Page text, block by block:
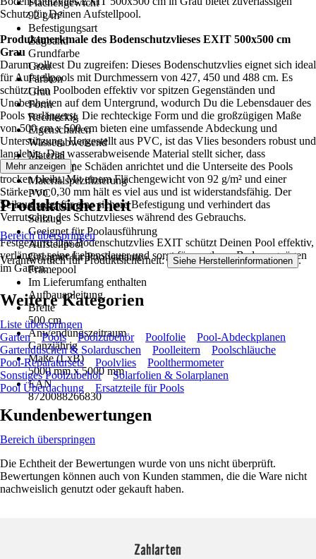
Flächengewicht
92 g/m²
Befestigungsart
Zugband
Grundfarbe
Grau
Farbton
Grau
Form
Rechteckig
Eigenschaften
Wasserabweisend
Material
Kunststoff
Materialspezifizierung
PVC
Ausstattung
Seilzug
Geeignet für Poolausführung
Aufstellpool
Geeignet für Poolvariante
Framepool
Im Lieferumfang enthalten
Aufbauanleitung
Breite
500 cm
Anwendungszeitraum
Ganzjährig
Maße (LxB)
5000 mm x 5000 mm
EAN
8720088266830
Schutz für Deinen Aufstellpool.
Produktmerkmale des Bodenschutzvlieses EXIT 500x500 cm
Grau
Darum solltest Du zugreifen: Dieses Bodenschutzvlies eignet sich ideal
für Aufstellpools mit Durchmessern von 427, 450 und 488 cm. Es
schützt den Poolboden effektiv vor spitzen Gegenständen und
Unebenheiten auf dem Untergrund, wodurch Du die Lebensdauer des
Pools verlängerst. Die rechteckige Form und die großzügigen Maße
von 500 cm x 500 cm bieten eine umfassende Abdeckung und
Unterstützung. Hergestellt aus PVC, ist das Vlies besonders robust und
langlebig. Das wasserabweisende Material stellt sicher, dass
Feuchtigkeit keine Schäden anrichtet und die Unterseite des Pools
trocken bleibt. Mit einem Flächengewicht von 92 g/m² und einer
Stärke von 0,30 mm hält es viel aus und ist widerstandsfähig. Der
Seilzug sorgt für eine sichere Befestigung und verhindert das
Verrutschen des Schutzvlieses während des Gebrauchs.
Festgezurrt: Das Bodenschutzvlies EXIT schützt Deinen Pool effektiv,
verlängert seine Lebensdauer und sorgt für sorgloses Badevergnügen
im Garten.
Mehr anzeigen
Produktsicherheit
Bereich überspringen
Verantwortlich für Produktsicherheit: Siehe Herstellerinformationen .
Weitere Kategorien
Liste überspringen
Garten
Pools Poolzubehör Poolfolie
Pool-Abdeckplanen
Gartenduschen & Solarduschen
Poolleitern
Poolschläuche
Pool-Reparatursets
Poolvlies
Poolthermometer
Sonstiges Poolzubehör
Solarfolien & Solarplanen
Pool Überdachung
Ersatzteile für Pools
Kundenbewertungen
Bereich überspringen
Die Echtheit der Bewertungen wurde von uns nicht überprüft.
Bewertungen können auch von Kunden stammen, die die Ware nicht
nachweislich genutzt oder gekauft haben.
Zahlarten